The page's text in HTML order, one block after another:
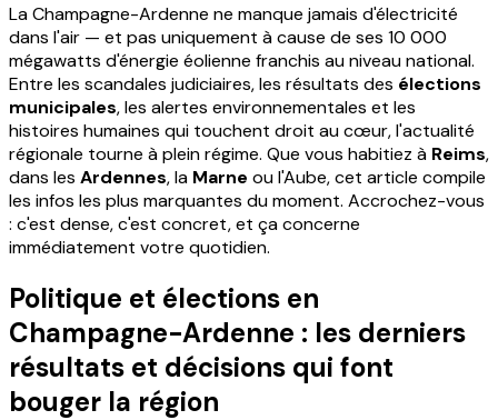
La Champagne-Ardenne ne manque jamais d'électricité
dans l'air — et pas uniquement à cause de ses 10 000
mégawatts d'énergie éolienne franchis au niveau national.
Entre les scandales judiciaires, les résultats des élections
municipales, les alertes environnementales et les
histoires humaines qui touchent droit au cœur, l'actualité
régionale tourne à plein régime. Que vous habitiez à Reims,
dans les Ardennes, la Marne ou l'Aube, cet article compile
les infos les plus marquantes du moment. Accrochez-vous
: c'est dense, c'est concret, et ça concerne
immédiatement votre quotidien.
Politique et élections en
Champagne-Ardenne : les derniers
résultats et décisions qui font
bouger la région